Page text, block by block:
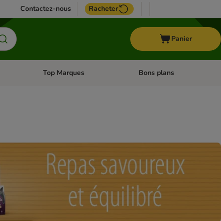
Contactez-nous Racheter
Panier
Oiseau
Dérouler les catégories: Cheval
Top Marques Dérouler les catégories: Top
Bons plans